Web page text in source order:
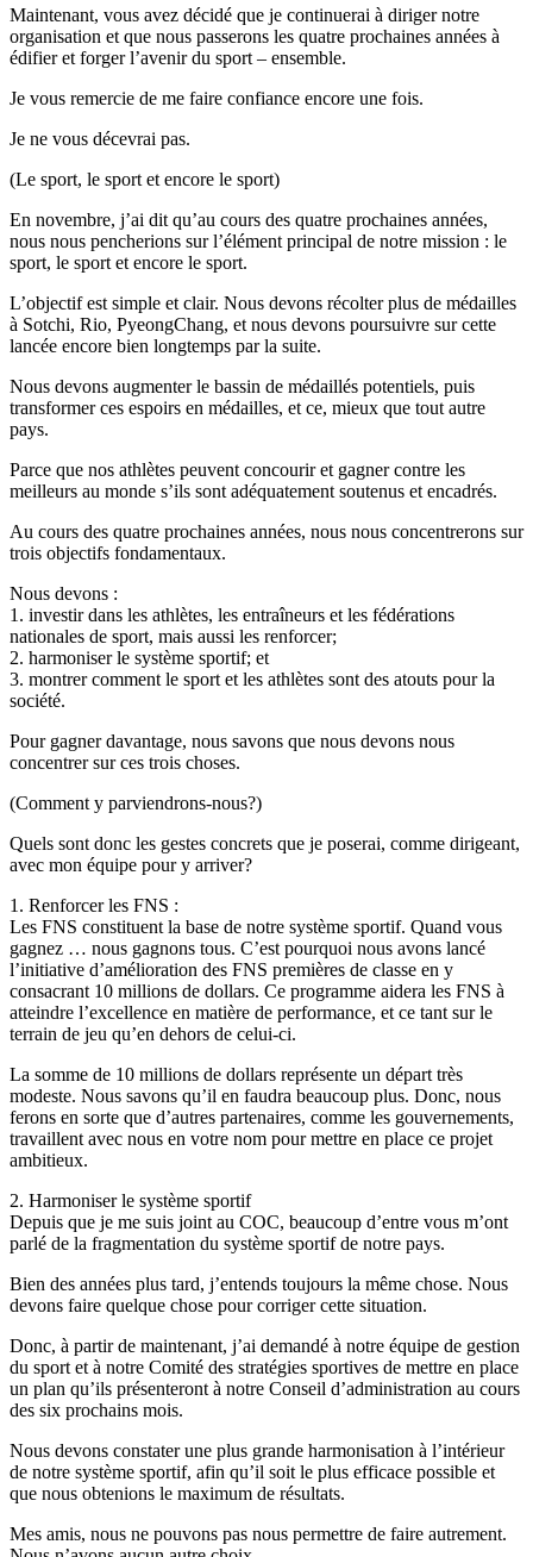
Maintenant, vous avez décidé que je continuerai à diriger notre
organisation et que nous passerons les quatre prochaines années à
édifier et forger l’avenir du sport – ensemble.
Je vous remercie de me faire confiance encore une fois.
Je ne vous décevrai pas.
(Le sport, le sport et encore le sport)
En novembre, j’ai dit qu’au cours des quatre prochaines années,
nous nous pencherions sur l’élément principal de notre mission : le
sport, le sport et encore le sport.
L’objectif est simple et clair. Nous devons récolter plus de médailles
à Sotchi, Rio, PyeongChang, et nous devons poursuivre sur cette
lancée encore bien longtemps par la suite.
Nous devons augmenter le bassin de médaillés potentiels, puis
transformer ces espoirs en médailles, et ce, mieux que tout autre
pays.
Parce que nos athlètes peuvent concourir et gagner contre les
meilleurs au monde s’ils sont adéquatement soutenus et encadrés.
Au cours des quatre prochaines années, nous nous concentrerons sur
trois objectifs fondamentaux.
Nous devons :
1. investir dans les athlètes, les entraîneurs et les fédérations
nationales de sport, mais aussi les renforcer;
2. harmoniser le système sportif; et
3. montrer comment le sport et les athlètes sont des atouts pour la
société.
Pour gagner davantage, nous savons que nous devons nous
concentrer sur ces trois choses.
(Comment y parviendrons-nous?)
Quels sont donc les gestes concrets que je poserai, comme dirigeant,
avec mon équipe pour y arriver?
1. Renforcer les FNS :
Les FNS constituent la base de notre système sportif. Quand vous
gagnez … nous gagnons tous. C’est pourquoi nous avons lancé
l’initiative d’amélioration des FNS premières de classe en y
consacrant 10 millions de dollars. Ce programme aidera les FNS à
atteindre l’excellence en matière de performance, et ce tant sur le
terrain de jeu qu’en dehors de celui-ci.
La somme de 10 millions de dollars représente un départ très
modeste. Nous savons qu’il en faudra beaucoup plus. Donc, nous
ferons en sorte que d’autres partenaires, comme les gouvernements,
travaillent avec nous en votre nom pour mettre en place ce projet
ambitieux.
2. Harmoniser le système sportif
Depuis que je me suis joint au COC, beaucoup d’entre vous m’ont
parlé de la fragmentation du système sportif de notre pays.
Bien des années plus tard, j’entends toujours la même chose. Nous
devons faire quelque chose pour corriger cette situation.
Donc, à partir de maintenant, j’ai demandé à notre équipe de gestion
du sport et à notre Comité des stratégies sportives de mettre en place
un plan qu’ils présenteront à notre Conseil d’administration au cours
des six prochains mois.
Nous devons constater une plus grande harmonisation à l’intérieur
de notre système sportif, afin qu’il soit le plus efficace possible et
que nous obtenions le maximum de résultats.
Mes amis, nous ne pouvons pas nous permettre de faire autrement.